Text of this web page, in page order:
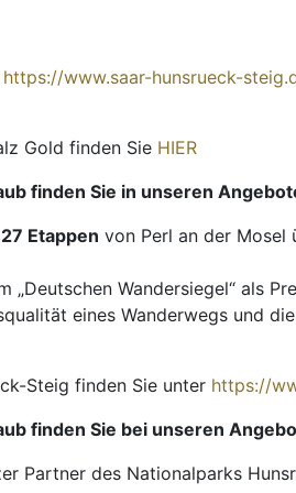
https://www.saar-hunsrueck-
Gold finden Sie HIER
finden Sie in unseren
27 Etappen von Perl an der Mosel
„Deutschen Wandersiegel“ als
eines Wanderwegs und
Steig finden Sie unter https://
finden Sie bei unseren
Partner des Nationalparks